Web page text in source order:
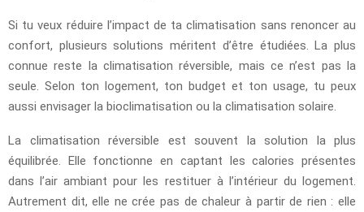
Si tu veux réduire l’impact de ta climatisation sans renoncer au
confort, plusieurs solutions méritent d’être étudiées. La plus
connue reste la climatisation réversible, mais ce n’est pas la
seule. Selon ton logement, ton budget et ton usage, tu peux
aussi envisager la bioclimatisation ou la climatisation solaire.
La climatisation réversible est souvent la solution la plus
équilibrée. Elle fonctionne en captant les calories présentes
dans l’air ambiant pour les restituer à l’intérieur du logement.
Autrement dit, elle ne crée pas de chaleur à partir de rien : elle